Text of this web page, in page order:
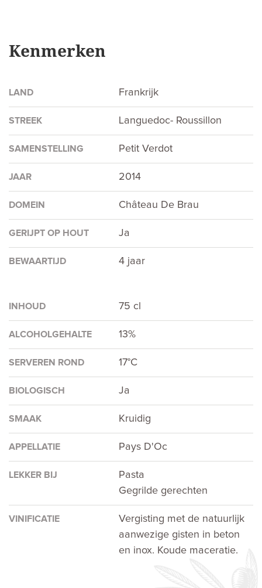
Kenmerken
LAND Frankrijk
STREEK Languedoc- Roussillon
SAMENSTELLING Petit Verdot
JAAR 2014
DOMEIN Château De Brau
GERIJPT OP HOUT Ja
BEWAARTIJD 4 jaar
INHOUD 75 cl
ALCOHOLGEHALTE 13%
SERVEREN ROND 17°C
BIOLOGISCH Ja
SMAAK Kruidig
APPELLATIE Pays D'Oc
LEKKER BIJ
Pasta
Gegrilde gerechten
VINIFICATIE
Vergisting met de natuurlijk
aanwezige gisten in beton
en inox. Koude maceratie.